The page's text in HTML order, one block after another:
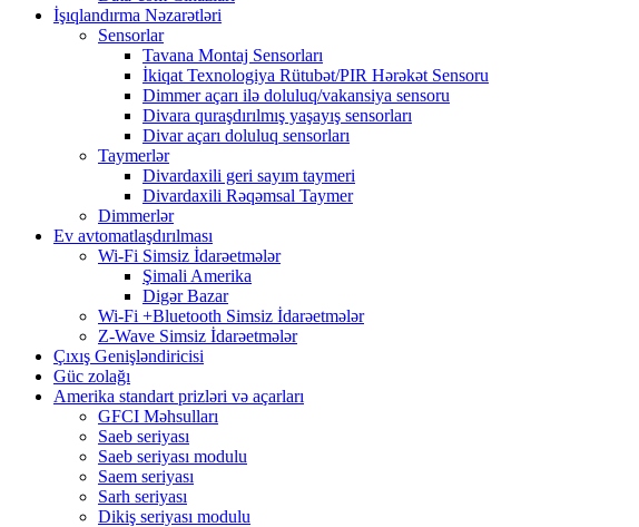
İşıqlandırma Nəzarətləri
Sensorlar
Tavana Montaj Sensorları
İkiqat Texnologiya Rütubət/PIR Hərəkət Sensoru
Dimmer açarı ilə doluluq/vakansiya sensoru
Divara quraşdırılmış yaşayış sensorları
Divar açarı doluluq sensorları
Taymerlər
Divardaxili geri sayım taymeri
Divardaxili Rəqəmsal Taymer
Dimmerlər
Ev avtomatlaşdırılması
Wi-Fi Simsiz İdarəetmələr
Şimali Amerika
Digər Bazar
Wi-Fi +Bluetooth Simsiz İdarəetmələr
Z-Wave Simsiz İdarəetmələr
Çıxış Genişləndiricisi
Güc zolağı
Amerika standart prizləri və açarları
GFCI Məhsulları
Saeb seriyası
Saeb seriyası modulu
Saem seriyası
Sarh seriyası
Dikiş seriyası modulu